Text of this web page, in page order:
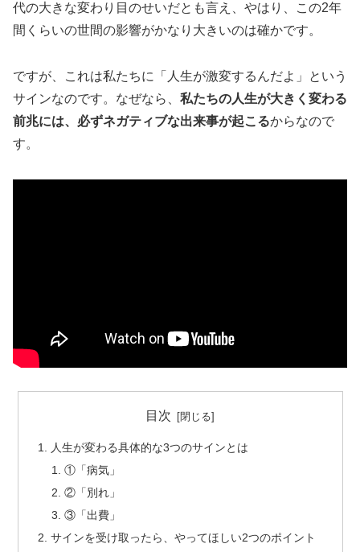
代の大きな変わり目のせいだとも言え、やはり、この2年
間くらいの世間の影響がかなり大きいのは確かです。
ですが、これは私たちに「人生が激変するんだよ」という
サインなのです。なぜなら、 私たちの人生が大きく変わる
前兆には、必ずネガティブな出来事が起こるからなので
す。
目次
人生が変わる具体的な3つのサインとは
①「病気」
②「別れ」
③「出費」
サインを受け取ったら、やってほしい2つのポイント